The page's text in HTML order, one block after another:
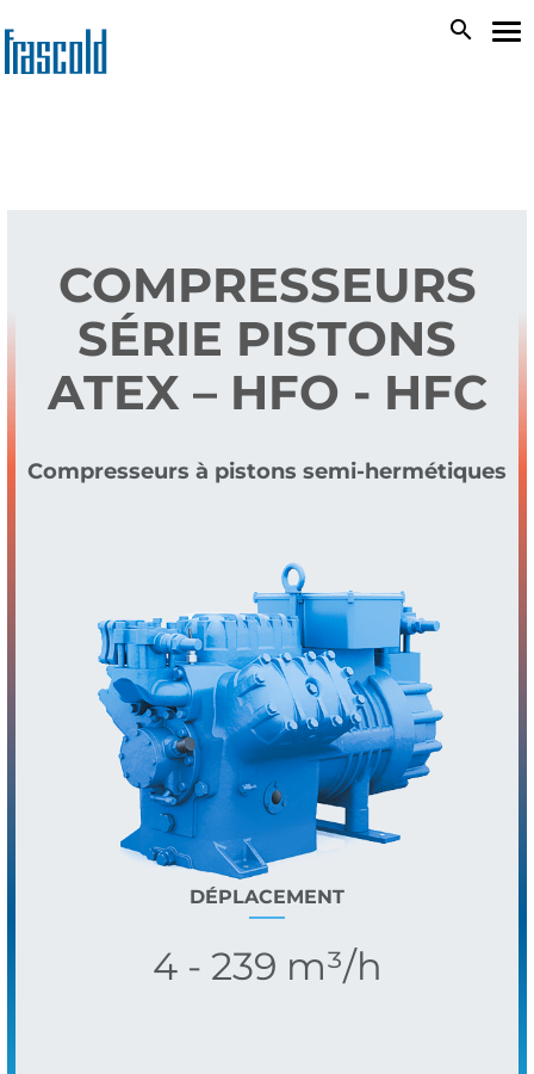
au
contenu
search
COMPRESSEURS
SÉRIE PISTONS
ATEX – HFO - HFC
Compresseurs à pistons semi-hermétiques
DÉPLACEMENT
4 - 239 m³/h